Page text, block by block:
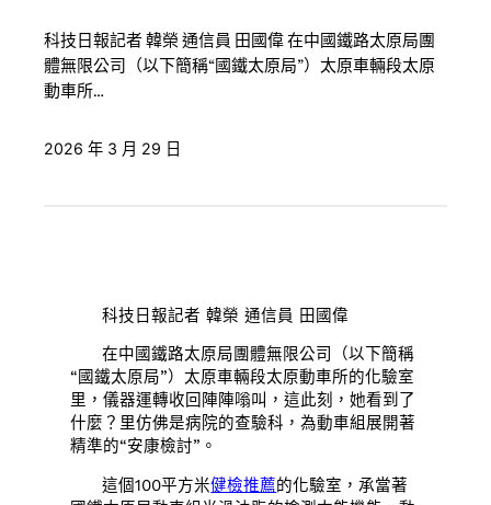
科技日報記者 韓榮 通信員 田國偉 在中國鐵路太原局團
體無限公司（以下簡稱“國鐵太原局”）太原車輛段太原
動車所…
2026 年 3 月 29 日
科技日報記者 韓榮 通信員 田國偉
在中國鐵路太原局團體無限公司（以下簡稱
“國鐵太原局”）太原車輛段太原動車所的化驗室
里，儀器運轉收回陣陣嗡叫，這此刻，她看到了
什麼？里仿佛是病院的查驗科，為動車組展開著
精準的“安康檢討”。
這個100平方米健檢推薦的化驗室，承當著